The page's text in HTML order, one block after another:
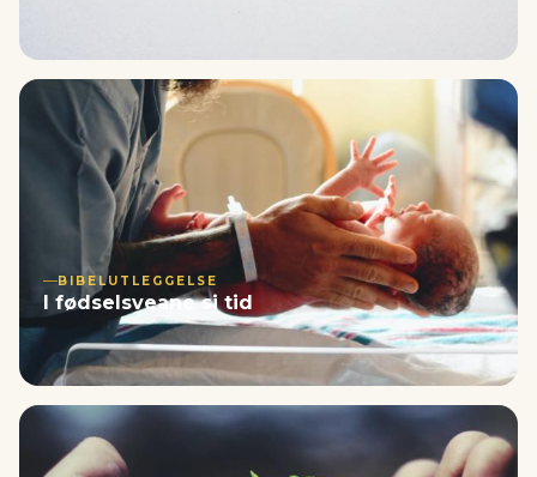
BIBELUTLEGGELSE
I fødselsveane si tid